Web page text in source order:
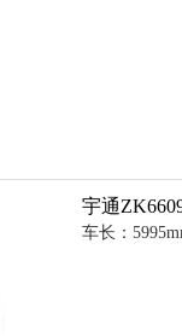
宇通
车长：